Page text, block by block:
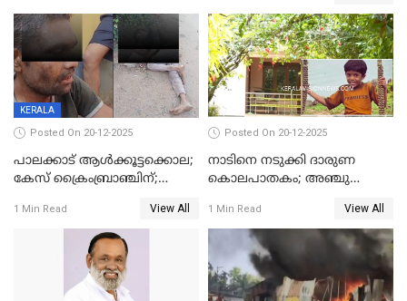
മോഹൻലാൽ
KERALA
Posted On 20-12-2025
പാലക്കാട് ആൾക്കൂട്ടക്കൊല;
കേസ് ക്രൈംബ്രാഞ്ചിന്;
അന്വേഷിക്കും
1 Min Read View All
Posted On 20-12-2025
നാടിനെ നടുക്കി ദാരുണ
കൊലപാതകം; അഞ്ചു
കഴുത്തുഞെരിച്ച് കൊന്നു
1 Min Read View All